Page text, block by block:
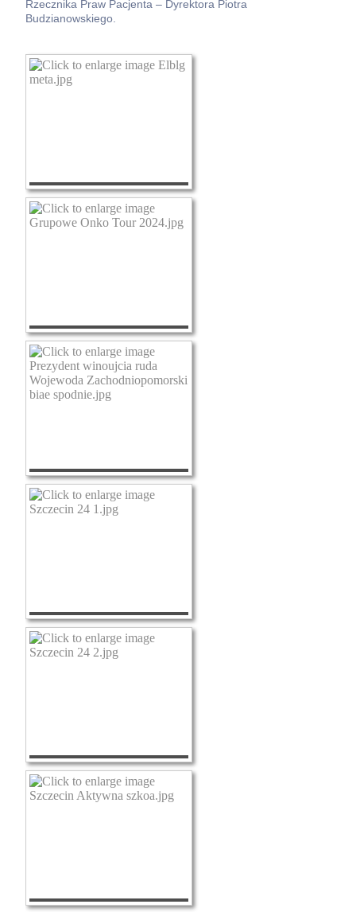
Rzecznika Praw Pacjenta – Dyrektora Piotra
Budzianowskiego.